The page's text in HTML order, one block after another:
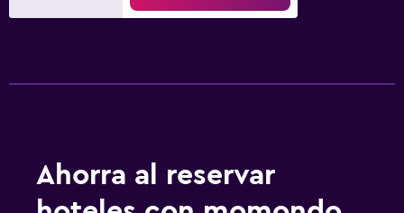
Ahorra al reservar